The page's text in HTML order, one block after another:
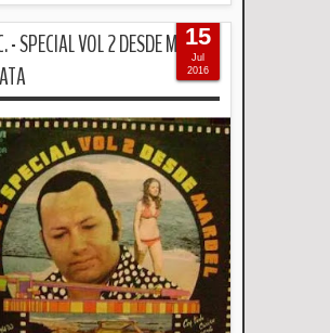
- SPECIAL VOL 2 DESDE MAR15
Jul
2016